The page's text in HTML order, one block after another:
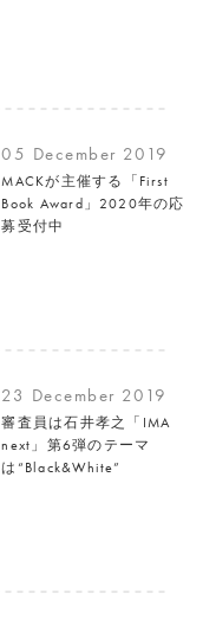
05 December 2019
MACKが主催する「First
Book Award」2020年の応
募受付中
23 December 2019
審査員は石井孝之「IMA
next」第6弾のテーマ
は“Black&White”